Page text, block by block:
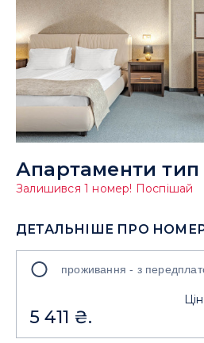
Апартаменти тип
Залишився 1 номер! Поспішай
ДЕТАЛЬНІШЕ ПРО
Розмір номера
Розташування
проживання - з
5 411 ₴.